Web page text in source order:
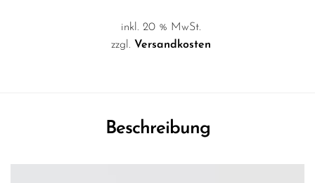
inkl. 20 % MwSt.
zzgl. Versandkosten
Beschreibung